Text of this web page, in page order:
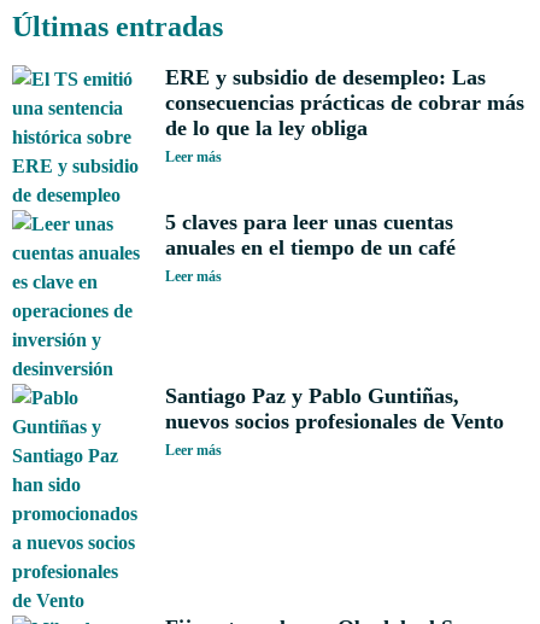
Últimas entradas
ERE y subsidio de desempleo: Las
consecuencias prácticas de cobrar más
de lo que la ley obliga
Leer más
5 claves para leer unas cuentas
anuales en el tiempo de un café
Leer más
Santiago Paz y Pablo Guntiñas,
nuevos socios profesionales de Vento
Leer más